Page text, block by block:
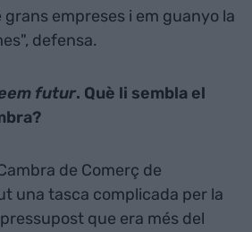
empreses i em guanyo la
defensa.
futur. Què li sembla el
de Comerç de
una tasca complicada per la
que era més del